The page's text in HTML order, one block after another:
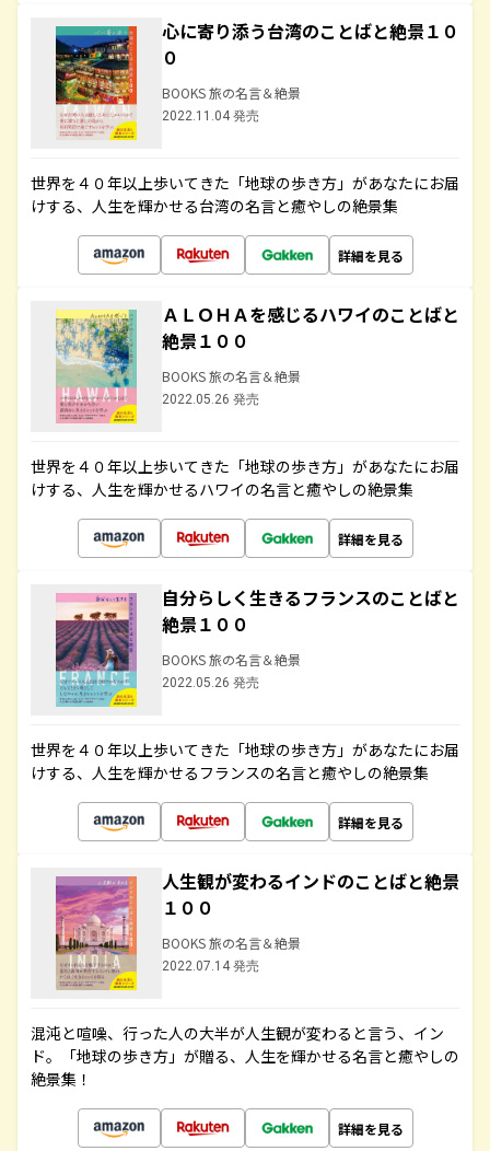
心に寄り添う台湾のことばと絶景１０
０
BOOKS 旅の名言＆絶景
2022.11.04 発売
世界を４０年以上歩いてきた「地球の歩き方」があなたにお届
けする、人生を輝かせる台湾の名言と癒やしの絶景集
詳細を見る
ＡＬＯＨＡを感じるハワイのことばと
絶景１００
BOOKS 旅の名言＆絶景
2022.05.26 発売
世界を４０年以上歩いてきた「地球の歩き方」があなたにお届
けする、人生を輝かせるハワイの名言と癒やしの絶景集
詳細を見る
自分らしく生きるフランスのことばと
絶景１００
BOOKS 旅の名言＆絶景
2022.05.26 発売
世界を４０年以上歩いてきた「地球の歩き方」があなたにお届
けする、人生を輝かせるフランスの名言と癒やしの絶景集
詳細を見る
人生観が変わるインドのことばと絶景
１００
BOOKS 旅の名言＆絶景
2022.07.14 発売
混沌と喧噪、行った人の大半が人生観が変わると言う、イン
ド。「地球の歩き方」が贈る、人生を輝かせる名言と癒やしの
絶景集！
詳細を見る